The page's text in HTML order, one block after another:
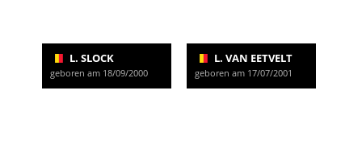
L. SLOCK
geboren am 18/09/2000
L. VAN EETVELT
geboren am 17/07/2001